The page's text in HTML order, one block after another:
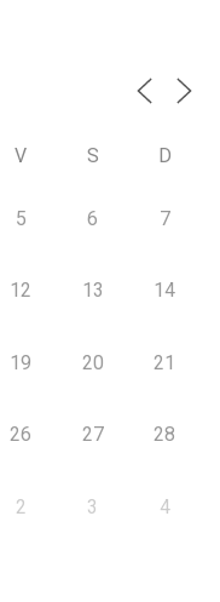
V S D
5 6 7
12 13 14
19 20 21
26 27 28
2 3 4